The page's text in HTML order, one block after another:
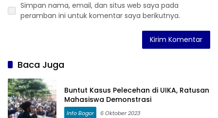
Simpan nama, email, dan situs web saya pada
peramban ini untuk komentar saya berikutnya.
Baca Juga
Buntut Kasus Pelecehan di UIKA, Ratusan
Mahasiswa Demonstrasi
Info Bogor 6 Oktober 2023